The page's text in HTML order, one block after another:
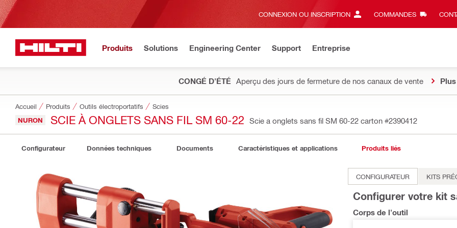
CONNEXION OU INSCRIPTION COMMANDES
Produits Solutions Engineering Center Support Entreprise
CONGÉ D'ÉTÉ Aperçu des jours de fermeture de nos canaux de vente
Accueil Produits Outils électroportatifs Scies
NURON SCIE À ONGLETS SANS FIL SM 60-22 Scie a onglets sans fil SM 60-22 carton #2390412
Configurateur Données techniques Documents Caractéristiques et applications Produits liés
CONFIGURATEUR KITS
Configurer votre kit
Corps de l'outil